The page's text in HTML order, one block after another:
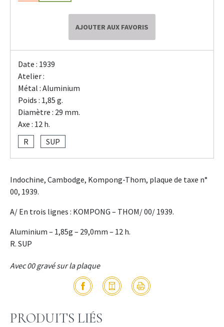
AJOUTER AUX FAVORIS
Date : 1939
Atelier :
Métal : Aluminium
Poids : 1,85 g.
Diamètre : 29 mm.
Axe : 12 h.
R
SUP
Indochine, Cambodge, Kompong-Thom, plaque de taxe n°
00, 1939.
A/ En trois lignes : KOMPONG – THOM/ 00/ 1939.
Aluminium – 1,85g – 29,0mm – 12 h.
R. SUP
Avec 00 gravé sur la plaque
PRODUITS LIÉS